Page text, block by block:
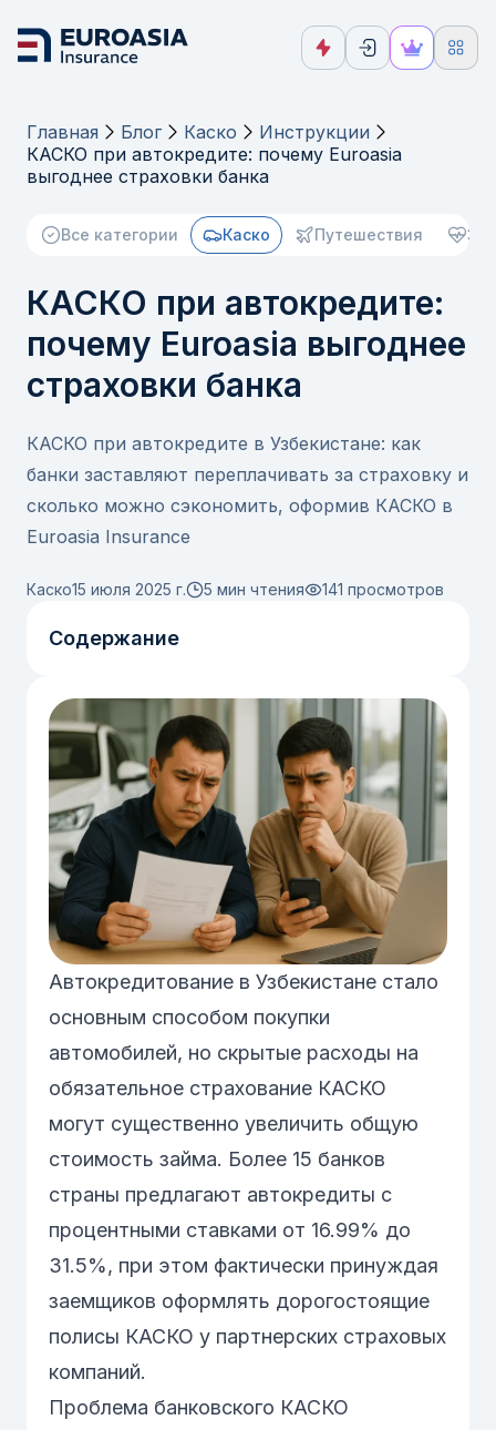
Главная Блог Каско
Инструкции
КАСКО при автокредите: почему Euroasia
выгоднее страховки банка
Все категории Каско Путешествия
КАСКО при автокредите:
почему Euroasia выгоднее
страховки банка
КАСКО при автокредите в Узбекистане: как
банки заставляют переплачивать за страховку и
сколько можно сэкономить, оформив КАСКО в
Euroasia Insurance
Каско15 июля 2025 г. 5 мин чтения 141 просмотров
Содержание
Автокредитование в Узбекистане стало
основным способом покупки
автомобилей, но скрытые расходы на
обязательное страхование КАСКО
могут существенно увеличить общую
стоимость займа. Более 15 банков
страны предлагают автокредиты с
процентными ставками от 16.99% до
31.5%, при этом фактически принуждая
заемщиков оформлять дорогостоящие
полисы КАСКО у партнерских страховых
компаний.
Проблема банковского КАСКО